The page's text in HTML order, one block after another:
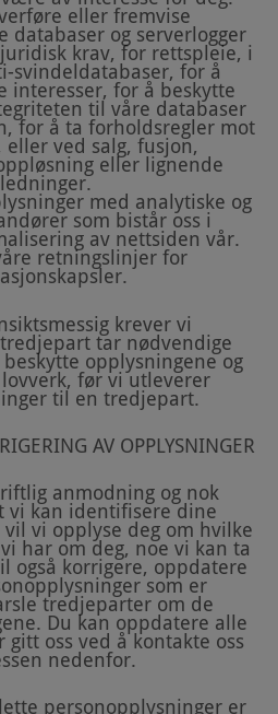
eller fremvise
databaser og serverlogger
krav, for rettspleie, i
svindeldatabaser, for å
interesser, for å beskytte
til våre databaser
for å ta forholdsregler mot
eller ved salg, fusjon,
eller lignende
med analytiske og
som bistår oss i
av nettsiden vår.
retningslinjer for
krever vi
tar nødvendige
opplysningene og
før vi utleverer
til en tredjepart.
AV OPPLYSNINGER
anmodning og nok
vi kan identifisere dine
vi opplyse deg om hvilke
har om deg, noe vi kan ta
også korrigere, oppdatere
som er
tredjeparter om de
Du kan oppdatere alle
oss ved å kontakte oss
nedenfor.
personopplysninger er